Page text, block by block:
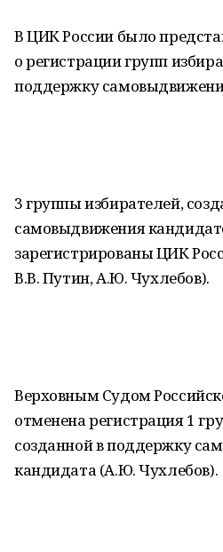
В ЦИК России было
о регистрации групп
поддержку
3 группы избирателей,
самовыдвижения
зарегистрированы ЦИК
В.В. Путин, А.Ю. Чухлебов).
Верховным Судом
отменена регистрация 1
созданной в поддержку
кандидата (А.Ю. Чухлебов).